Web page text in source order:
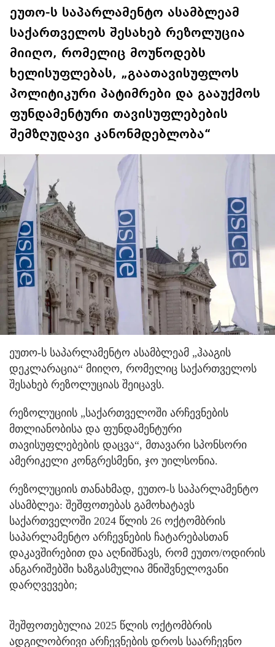
ეუთო-ს საპარლამენტო ასამბლეამ
საქართველოს შესახებ რეზოლუცია
მიიღო, რომელიც მოუწოდებს
ხელისუფლებას, „გაათავისუფლოს
პოლიტიკური პატიმრები და გააუქმოს
ფუნდამენტური თავისუფლებების
შემზღუდავი კანონმდებლობა“
ეუთო-ს საპარლამენტო ასამბლეამ „ჰააგის
დეკლარაცია“ მიიღო, რომელიც საქართველოს
შესახებ რეზოლუციას შეიცავს.
რეზოლუციის „საქართველოში არჩევნების
მთლიანობისა და ფუნდამენტური
თავისუფლებების დაცვა“, მთავარი სპონსორი
ამერიკელი კონგრესმენი, ჯო უილსონია.
რეზოლუციის თანახმად, ეუთო-ს საპარლამენტო
ასამბლეა: შეშფოთებას გამოხატავს
საქართველოში 2024 წლის 26 ოქტომბრის
საპარლამენტო არჩევნების ჩატარებასთან
დაკავშირებით და აღნიშნავს, რომ ეუთო/ოდირის
ანგარიშებში ხაზგასმულია მნიშვნელოვანი
დარღვევები;
შეშფოთებულია 2025 წლის ოქტომბრის
ადგილობრივი არჩევნების დროს საარჩევნო